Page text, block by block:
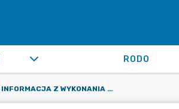
RODO
KWARTALNA INFORMACJA Z WYKONANIA BUDŻETU I KWARTAŁ 2026